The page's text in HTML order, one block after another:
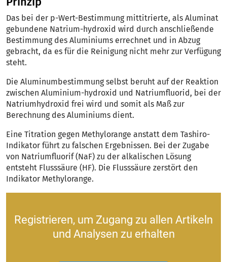
Das bei der p-Wert-Bestimmung mittitrierte, als Aluminat
gebundene Natrium-hydroxid wird durch anschließende
Bestimmung des Aluminiums errechnet und in Abzug
gebracht, da es für die Reinigung nicht mehr zur Verfügung
steht.
Die Aluminumbestimmung selbst beruht auf der Reaktion
zwischen Aluminium-hydroxid und Natriumfluorid, bei der
Natriumhydroxid frei wird und somit als Maß zur
Berechnung des Aluminiums dient.
Eine Titration gegen Methylorange anstatt dem Tashiro-
Indikator führt zu falschen Ergebnissen. Bei der Zugabe
von Natriumfluorif (NaF) zu der alkalischen Lösung
entsteht Flusssäure (HF). Die Flusssäure zerstört den
Indikator Methylorange.
Registrieren, um Zugang zu allen Artikeln
und Analysen zu erhalten